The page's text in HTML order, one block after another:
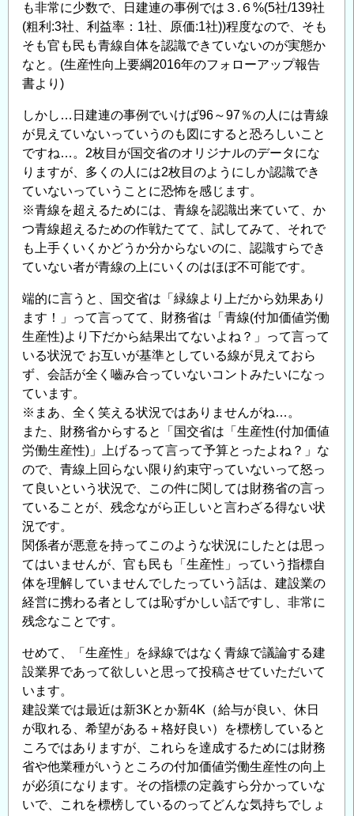
も非常に少数で、日建連の事例では３.６%(5社/139社
(粗利:3社、利益率：1社、原価:1社))程度なので、そも
そも官も民も青線自体を認識できていないのが実態か
なと。(生産性向上要綱2016年のフォローアップ報告
書より)
しかし…日建連の事例でいけば96～97％の人には青線
が見えていないっていうのも図にすると恐ろしいこと
ですね…。2枚目が国交省のオリジナルのデータにな
りますが、多くの人には2枚目のようにしか認識でき
ていないっていうことに恐怖を感じます。
※青線を超えるためには、青線を認識出来ていて、か
つ青線超えるための作戦たてて、試してみて、それで
も上手くいくかどうか分からないのに、認識すらでき
ていない者が青線の上にいくのはほぼ不可能です。
端的に言うと、国交省は「緑線より上だから効果あり
ます！」って言ってて、財務省は「青線(付加価値労働
生産性)より下だから結果出てないよね？」って言って
いる状況で お互いが基準としている線が見えておら
ず、会話が全く嚙み合っていないコントみたいになっ
ています。
※まあ、全く笑える状況ではありませんがね…。
また、財務省からすると「国交省は「生産性(付加価値
労働生産性)」上げるって言って予算とったよね？」な
ので、青線上回らない限り約束守っていないって怒っ
て良いという状況で、この件に関しては財務省の言っ
ていることが、残念ながら正しいと言わざる得ない状
況です。
関係者が悪意を持ってこのような状況にしたとは思っ
てはいませんが、官も民も「生産性」っていう指標自
体を理解していませんでしたっていう話は、建設業の
経営に携わる者としては恥ずかしい話ですし、非常に
残念なことです。
せめて、「生産性」を緑線ではなく青線で議論する建
設業界であって欲しいと思って投稿させていただいて
います。
建設業では最近は新3Kとか新4K（給与が良い、休日
が取れる、希望がある＋格好良い）を標榜していると
ころではありますが、これらを達成するためには財務
省や他業種がいうところの付加価値労働生産性の向上
が必須になります。その指標の定義すら分かっていな
いで、これを標榜しているのってどんな気持ちでしょ